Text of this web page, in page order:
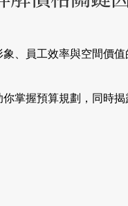
、員工效率與空間價
掌握預算規劃，同時